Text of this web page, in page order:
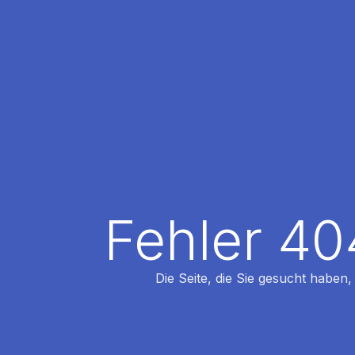
Fehler
Die Seite, die Sie gesucht